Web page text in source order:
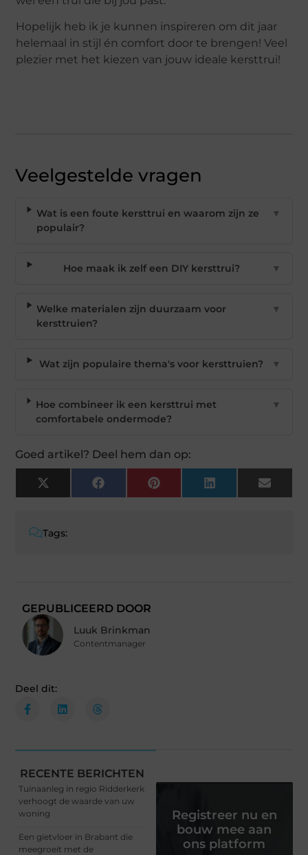
Hopelijk heb ik je kunnen inspireren om dit jaar
helemaal in stijl én comfort door te brengen! Veel
plezier met het kiezen van jouw ideale kersttrui!
Veelgestelde vragen
Wat is een foute kersttrui en waarom zijn ze
populair?
▼
Hoe maak ik zelf een DIY kersttrui? ▼
Welke materialen zijn duurzaam voor
kersttruien?
▼
Wat zijn populaire thema's voor kersttruien? ▼
Hoe combineer ik een kersttrui met
comfortabele ondermode?
▼
Goed artikel? Deel hem dan op:
X
(Twitter)
Facebook Pinterest LinkedIn Email
Tags:
GEPUBLICEERD DOOR
Luuk Brinkman
Contentmanager
Deel dit:
RECENTE BERICHTEN
Tuinaanleg in regio Ridderkerk
verhoogt de waarde van uw
woning
Een gietvloer in Brabant die
meegroeit met de
Registreer nu en
bouw mee aan
ons platform